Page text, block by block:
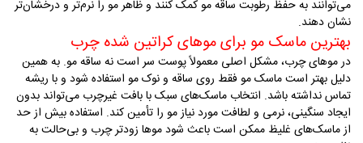
می‌توانند به حفظ رطوبت ساقه مو کمک کنند و ظاهر مو را نرم‌تر و درخشان‌تر
نشان دهند.
بهترین ماسک مو برای موهای کراتین شده چرب
در موهای چرب، مشکل اصلی معمولاً پوست سر است نه ساقه مو. به همین
دلیل بهتر است ماسک مو فقط روی ساقه و نوک مو استفاده شود و با ریشه
تماس نداشته باشد. انتخاب ماسک‌های سبک با بافت غیرچرب می‌تواند بدون
ایجاد سنگینی، نرمی و لطافت مورد نیاز مو را تأمین کند. استفاده بیش از حد
از ماسک‌های غلیظ ممکن است باعث شود موها زودتر چرب و بی‌حالت به